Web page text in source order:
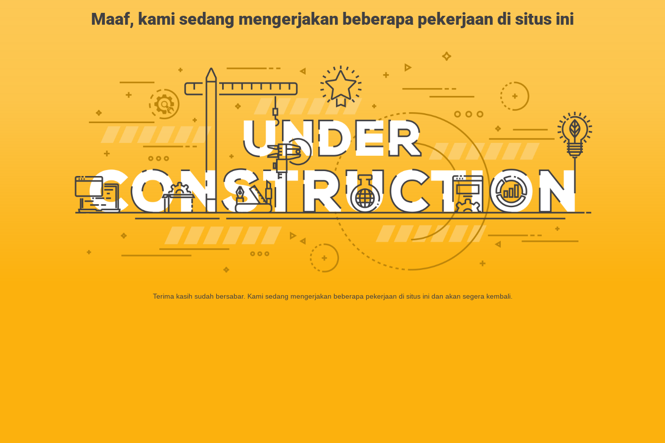
Maaf, kami sedang mengerjakan beberapa pekerjaan di situs ini
Terima kasih sudah bersabar. Kami sedang mengerjakan beberapa pekerjaan di situs ini dan akan segera kembali.